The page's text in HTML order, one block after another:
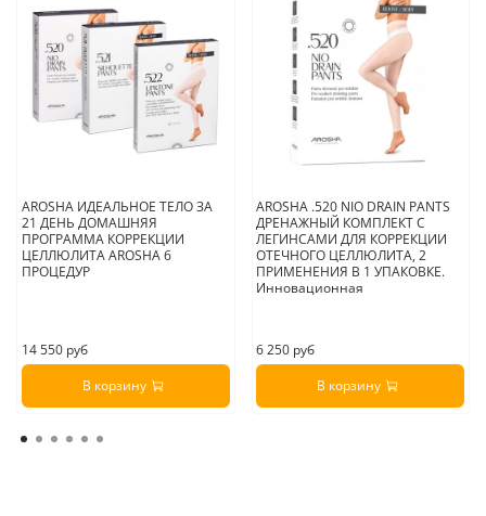
AROSHA ИДЕАЛЬНОЕ ТЕЛО ЗА
21 ДЕНЬ ДОМАШНЯЯ
ПРОГРАММА КОРРЕКЦИИ
ЦЕЛЛЮЛИТА AROSHA 6
ПРОЦЕДУР
14 550 руб
В корзину
AROSHA .520 NIO DRAIN PANTS
ДРЕНАЖНЫЙ КОМПЛЕКТ С
ЛЕГИНСАМИ ДЛЯ КОРРЕКЦИИ
ОТЕЧНОГО ЦЕЛЛЮЛИТА, 2
ПРИМЕНЕНИЯ В 1 УПАКОВКЕ.
Инновационная
6 250 руб
В корзину